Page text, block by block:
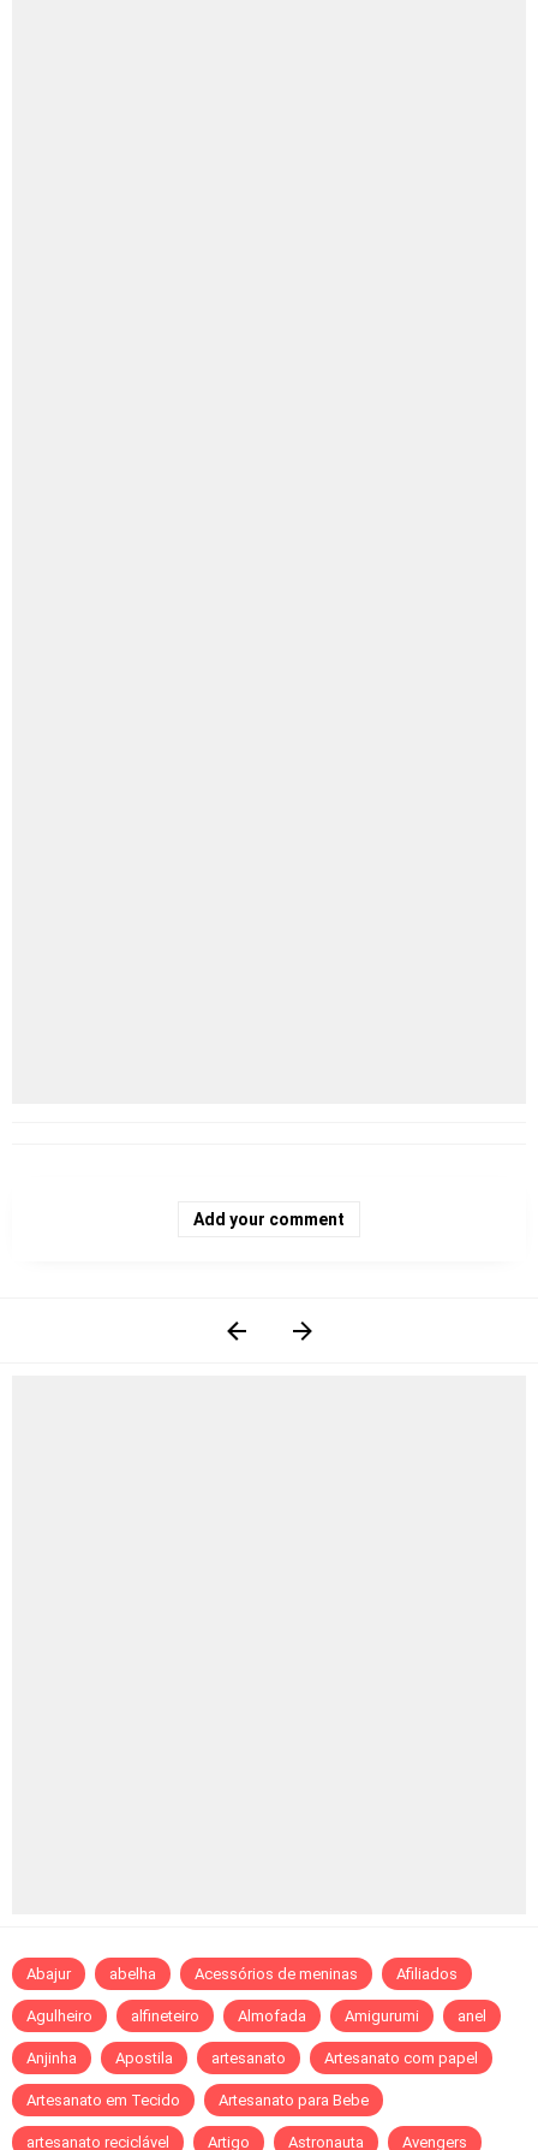
Add your comment
Abajur abelha Acessórios de meninas Afiliados
Agulheiro alfineteiro Almofada Amigurumi anel
Anjinha Apostila artesanato Artesanato com papel
Artesanato em Tecido Artesanato para Bebe
artesanato reciclável Artigo Astronauta Avengers